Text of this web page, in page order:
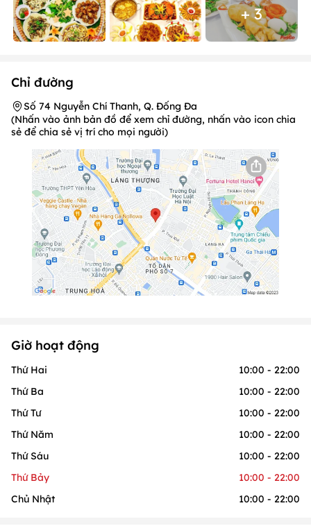
+ 3
Chỉ đường
Số 74 Nguyễn Chí Thanh, Q. Đống Đa
(Nhấn vào ảnh bản đồ để xem chỉ đường, nhấn vào icon chia
sẻ để chia sẻ vị trí cho mọi người)
Giờ hoạt động
Thứ Hai
10:00 - 22:00
Thứ Ba
10:00 - 22:00
Thứ Tư
10:00 - 22:00
Thứ Năm
10:00 - 22:00
Thứ Sáu
10:00 - 22:00
Thứ Bảy
10:00 - 22:00
Chủ Nhật
10:00 - 22:00